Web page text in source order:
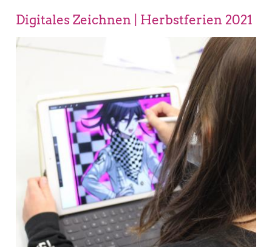
Digitales Zeichnen | Herbstferien 2021